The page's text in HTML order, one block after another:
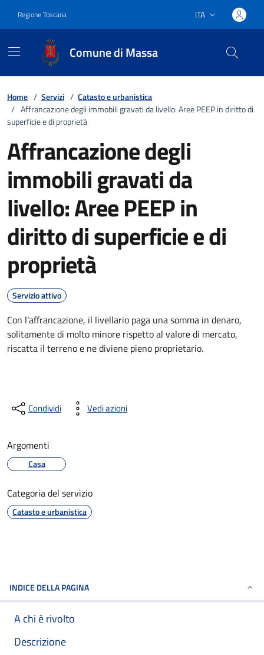
Regione Toscana Lingua attiva:
ITA
Comune di Massa
Home / Servizi / Catasto e urbanistica
/ Affrancazione degli immobili gravati da livello: Aree PEEP in diritto di
superficie e di proprietà
Affrancazione degli
immobili gravati da
livello: Aree PEEP in
diritto di superficie e di
proprietà
Servizio attivo
Con l’affrancazione, il livellario paga una somma in denaro,
solitamente di molto minore rispetto al valore di mercato,
riscatta il terreno e ne diviene pieno proprietario.
Condividi Vedi azioni
Argomenti
Casa
Categoria del servizio
Catasto e urbanistica
INDICE DELLA PAGINA
A chi è rivolto
Descrizione